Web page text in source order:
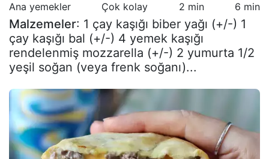
Ana yemekler Çok kolay 2 min 6 min
Malzemeler: 1 çay kaşığı biber yağı (+/-) 1
çay kaşığı bal (+/-) 4 yemek kaşığı
rendelenmiş mozzarella (+/-) 2 yumurta 1/2
yeşil soğan (veya frenk soğanı)...